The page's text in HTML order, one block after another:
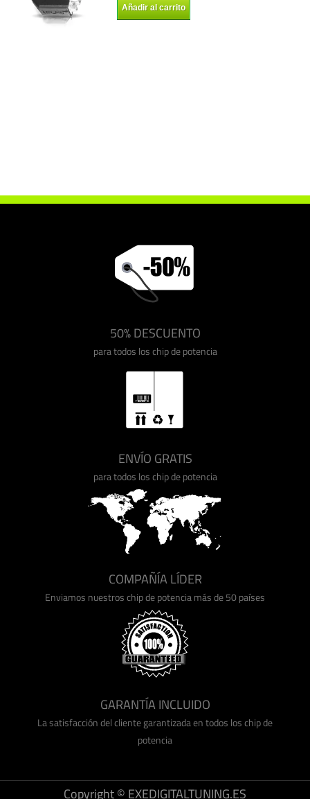
Añadir al carrito
50% DESCUENTO
para todos los chip de potencia
ENVÍO GRATIS
para todos los chip de potencia
COMPAÑÍA LÍDER
Enviamos nuestros chip de potencia más de 50 países
GARANTÍA INCLUIDO
La satisfacción del cliente garantizada en todos los chip de
potencia
Copyright © EXEDIGITALTUNING.ES